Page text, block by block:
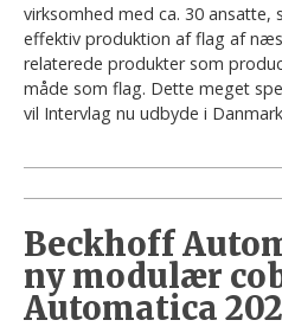
virksomhed med ca. 30 ansatte,
effektiv produktion af flag af
relaterede produkter som
måde som flag. Dette meget
vil Intervlag nu udbyde i
Beckhoff
ny modulær
Automatica